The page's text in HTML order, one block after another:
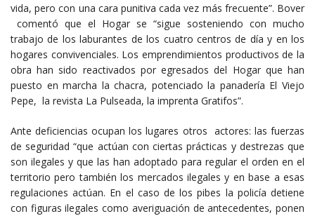
vida, pero con una cara punitiva cada vez más frecuente”. Bover
comentó que el Hogar se “sigue sosteniendo con mucho
trabajo de los laburantes de los cuatro centros de día y en los
hogares convivenciales. Los emprendimientos productivos de la
obra han sido reactivados por egresados del Hogar que han
puesto en marcha la chacra, potenciado la panadería El Viejo
Pepe, la revista La Pulseada, la imprenta Gratifos”.
Ante deficiencias ocupan los lugares otros actores: las fuerzas
de seguridad “que actúan con ciertas prácticas y destrezas que
son ilegales y que las han adoptado para regular el orden en el
territorio pero también los mercados ilegales y en base a esas
regulaciones actúan. En el caso de los pibes la policía detiene
con figuras ilegales como averiguación de antecedentes, ponen